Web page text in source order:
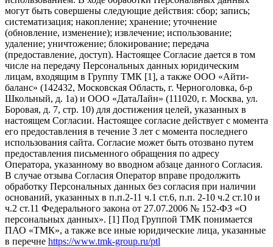
могут быть совершены следующие действия: сбор; запись;
систематизация; накопление; хранение; уточнение
(обновление, изменение); извлечение; использование;
удаление; уничтожение; блокирование; передача
(предоставление, доступ). Настоящее Согласие дается в том
числе на передачу Персональных данных юридическим
лицам, входящим в Группу ТМК [1], а также ООО «Айти-
баланс» (142432, Московская Область, г. Черноголовка, б-р
Школьный, д. 1а) и ООО «ДатаЛайн» (111020, г. Москва, ул.
Боровая, д. 7, стр. 10) для достижения целей, указанных в
настоящем Согласии. Настоящее согласие действует с момента
его предоставления в течение 3 лет с момента последнего
использования сайта. Согласие может быть отозвано путем
предоставления письменного обращения по адресу
Оператора, указанному во вводном абзаце данного Согласия.
В случае отзыва Согласия Оператор вправе продолжить
обработку Персональных данных без согласия при наличии
оснований, указанных в п.п.2-11 ч.1 ст.6, п.п. 2-10 ч.2 ст.10 и
ч.2 ст.11 Федерального закона от 27.07.2006 № 152-ФЗ «О
персональных данных». [1] Под Группой ТМК понимается
ПАО «ТМК», а также все иные юридические лица, указанные
в перечне https://www.tmk-group.ru/ptl